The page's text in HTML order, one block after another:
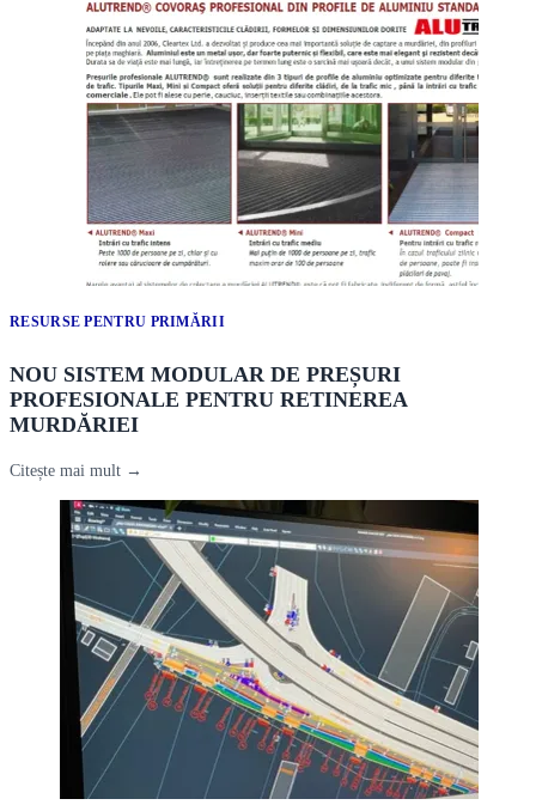
RESURSE PENTRU PRIMĂRII
NOU SISTEM MODULAR DE PREȘURI
PROFESIONALE PENTRU RETINEREA
MURDĂRIEI
Citește mai mult →